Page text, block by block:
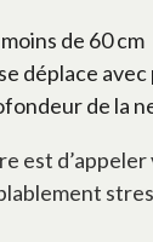
de 60 cm
déplace
de la
est